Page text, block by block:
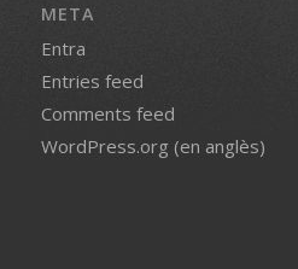
META
Entra
Entries feed
Comments feed
WordPress.org (en anglès)